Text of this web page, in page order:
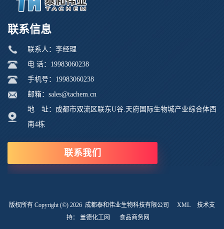
联系信息
联系人：李经理
电 话：19983060238
手机号：19983060238
邮箱：sales@tachem.cn
地 址：成都市双流区联东U谷.天府国际生物城产业综合体西
南4栋
联系我们
版权所有 Copyright (©) 2026 成都泰和伟业生物科技有限公司 XML
技术支
持： 盖德化工网 食品商务网